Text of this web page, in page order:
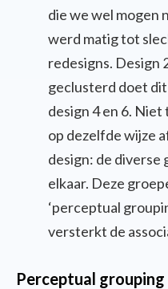
die we wel mogen
werd matig tot
redesigns. Design
geclusterd doet
design 4 en 6.
op dezelfde wijze
design: de diverse
elkaar. Deze
‘perceptual
versterkt de
Perceptual grouping